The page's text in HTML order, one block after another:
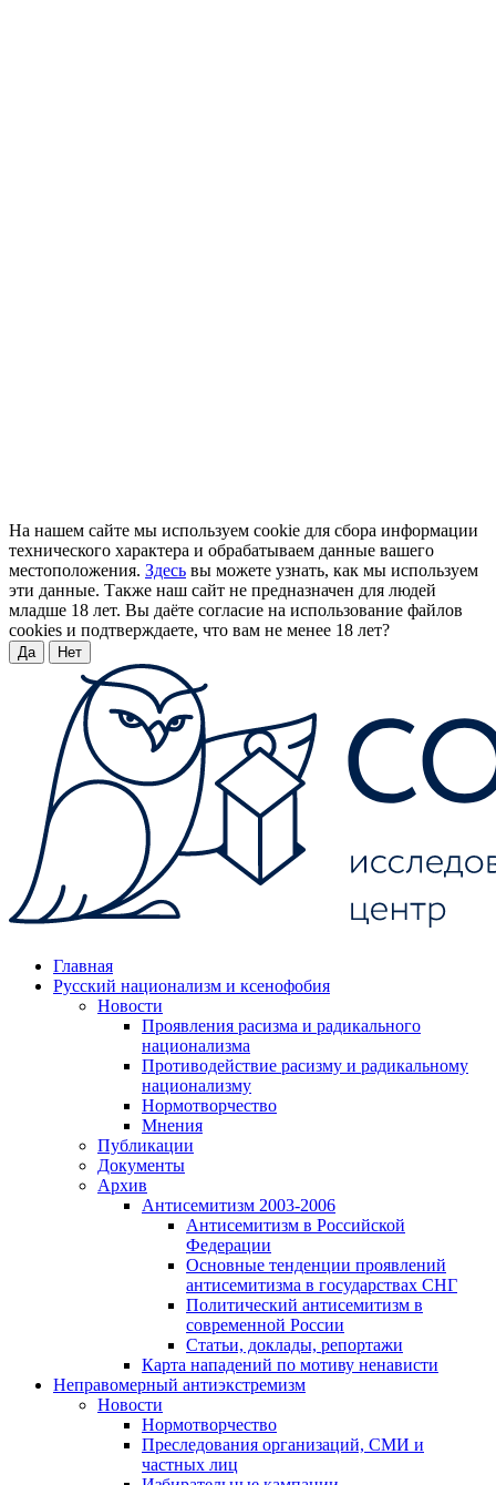
На нашем сайте мы используем cookie для сбора информации
технического характера и обрабатываем данные вашего
местоположения. Здесь вы можете узнать, как мы используем
эти данные. Также наш сайт не предназначен для людей
младше 18 лет. Вы даёте согласие на использование файлов
cookies и подтверждаете, что вам не менее 18 лет?
Да Нет
Главная
Русский национализм и ксенофобия
Новости
Проявления расизма и радикального
национализма
Противодействие расизму и радикальному
национализму
Нормотворчество
Мнения
Публикации
Документы
Архив
Антисемитизм 2003-2006
Антисемитизм в Российской
Федерации
Основные тенденции проявлений
антисемитизма в государствах СНГ
Политический антисемитизм в
современной России
Статьи, доклады, репортажи
Карта нападений по мотиву ненависти
Неправомерный антиэкстремизм
Новости
Нормотворчество
Преследования организаций, СМИ и
частных лиц